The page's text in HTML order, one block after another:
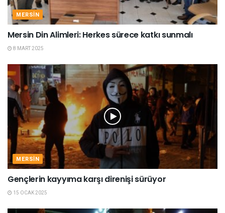
MERSIN
Mersin Din Alimleri: Herkes sürece katkı sunmalı
8 MART 2025
MERSIN
Gençlerin kayyıma karşı direnişi sürüyor
15 OCAK 2025